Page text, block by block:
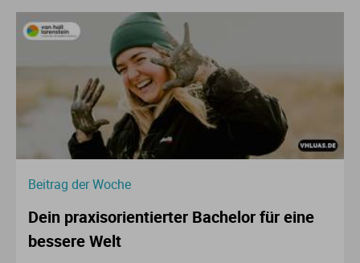
Beitrag der Woche
Dein praxisorientierter Bachelor für eine
bessere Welt